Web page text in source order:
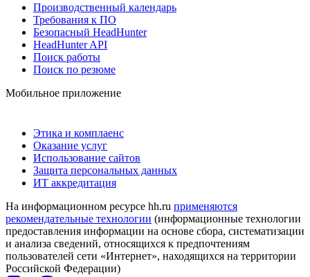
Производственный календарь
Требования к ПО
Безопасный HeadHunter
HeadHunter API
Поиск работы
Поиск по резюме
Мобильное приложение
Этика и комплаенс
Оказание услуг
Использование сайтов
Защита персональных данных
ИТ аккредитация
На информационном ресурсе hh.ru применяются
рекомендательные технологии (информационные технологии
предоставления информации на основе сбора, систематизации
и анализа сведений, относящихся к предпочтениям
пользователей сети «Интернет», находящихся на территории
Российской Федерации)